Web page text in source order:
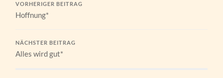
VORHERIGER BEITRAG
Hoffnung*
NÄCHSTER BEITRAG
Alles wird gut*